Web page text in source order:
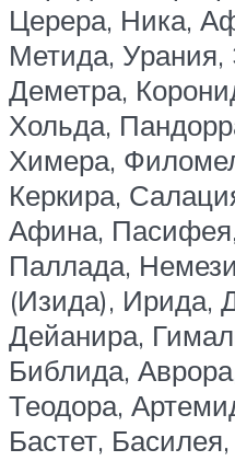
Церера, Ника,
Метида, Урания,
Деметра,
Хольда,
Химера,
Керкира,
Афина,
Паллада,
(Изида), Ирида,
Дейанира,
Библида,
Теодора,
Бастет,